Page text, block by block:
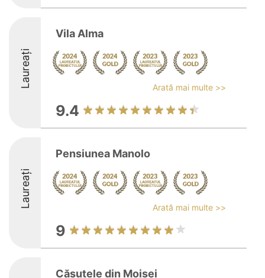
Laureați
Vila Alma
Arată mai multe >>
9.4
Laureați
Pensiunea Manolo
Arată mai multe >>
9
Căsuţele din Moisei